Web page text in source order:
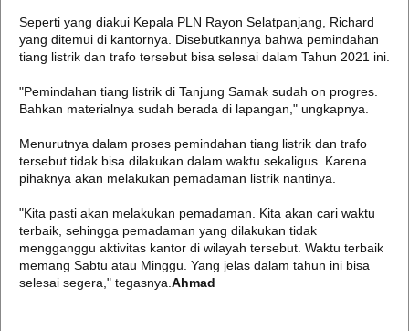
Seperti yang diakui Kepala PLN Rayon Selatpanjang, Richard
yang ditemui di kantornya. Disebutkannya bahwa pemindahan
tiang listrik dan trafo tersebut bisa selesai dalam Tahun 2021 ini.
"Pemindahan tiang listrik di Tanjung Samak sudah on progres.
Bahkan materialnya sudah berada di lapangan," ungkapnya.
Menurutnya dalam proses pemindahan tiang listrik dan trafo
tersebut tidak bisa dilakukan dalam waktu sekaligus. Karena
pihaknya akan melakukan pemadaman listrik nantinya.
"Kita pasti akan melakukan pemadaman. Kita akan cari waktu
terbaik, sehingga pemadaman yang dilakukan tidak
mengganggu aktivitas kantor di wilayah tersebut. Waktu terbaik
memang Sabtu atau Minggu. Yang jelas dalam tahun ini bisa
selesai segera," tegasnya. Ahmad